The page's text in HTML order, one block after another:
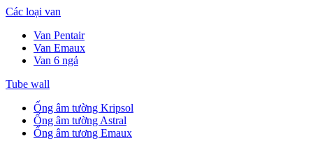
Các loại van
Van Pentair
Van Emaux
Van 6 ngả
Tube wall
Ống âm tường Kripsol
Ống âm tường Astral
Ống âm tương Emaux